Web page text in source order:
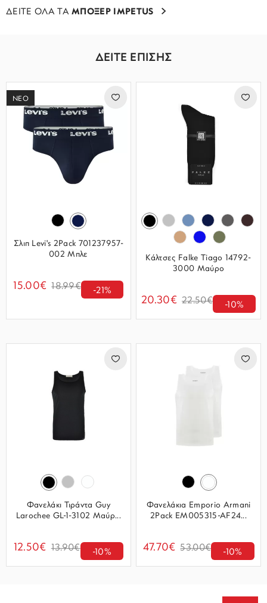
ΔΕΙΤΕ ΟΛΑ ΤΑΜΠΟΞΕΡ IMPETUS
ΔΕΙΤΕ ΕΠΙΣΗΣ
ΝΕΟ
Σλιπ Levi's 2Pack 701237957-
002 Μπλε
15.00€ 18.99€ -21%
Κάλτσες Falke Tiago 14792-
3000 Μαύρο
20.30€ 22.50€ -10%
Φανελάκι Τιράντα Guy
Larochee GL-1-3102 Μαύρ...
12.50€ 13.90€ -10%
Φανελάκια Emporio Armani
2Pack EM005315-AF24...
47.70€ 53.00€ -10%